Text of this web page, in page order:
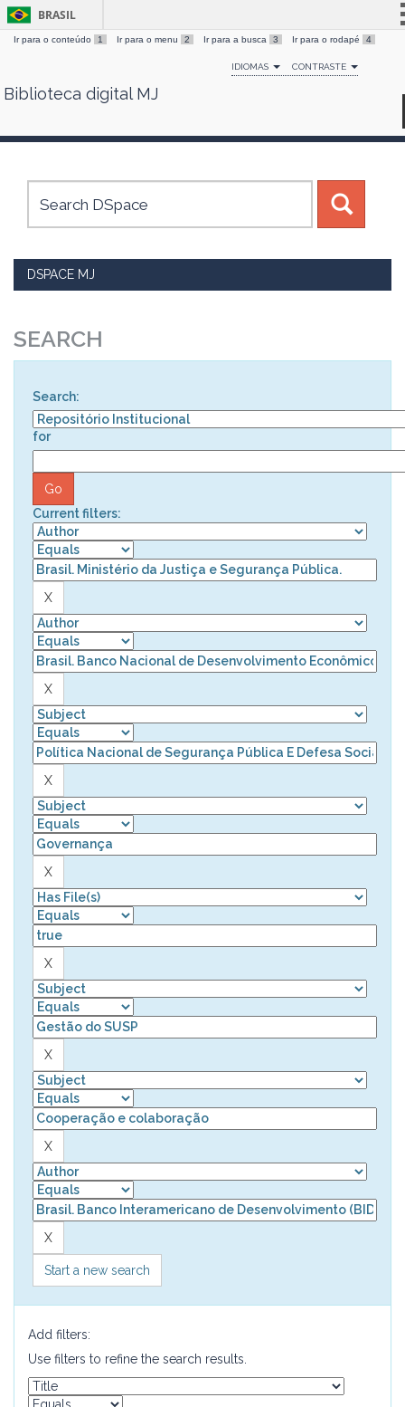
Skip
BRASIL
Simplifique!
Comunica BR
Canais
Ir para o conteúdo 1 Ir para o menu 2 Ir para a busca 3 Ir para o rodapé 4
IDIOMAS CONTRASTE
Biblioteca digital MJ
DSPACE MJ
SEARCH
Search:
for
Current filters:
Start a new search
Add filters:
Use filters to refine the search results.